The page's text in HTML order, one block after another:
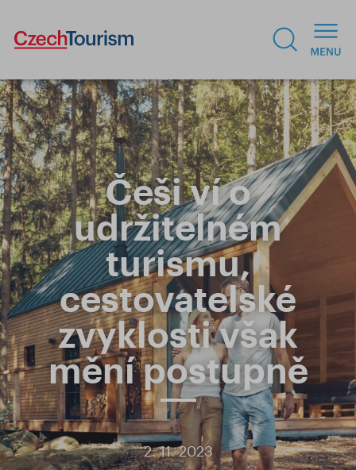
Češi ví o
udržitelném
turismu,
cestovatelské
zvyklosti však
mění postupně
2. 11. 2023